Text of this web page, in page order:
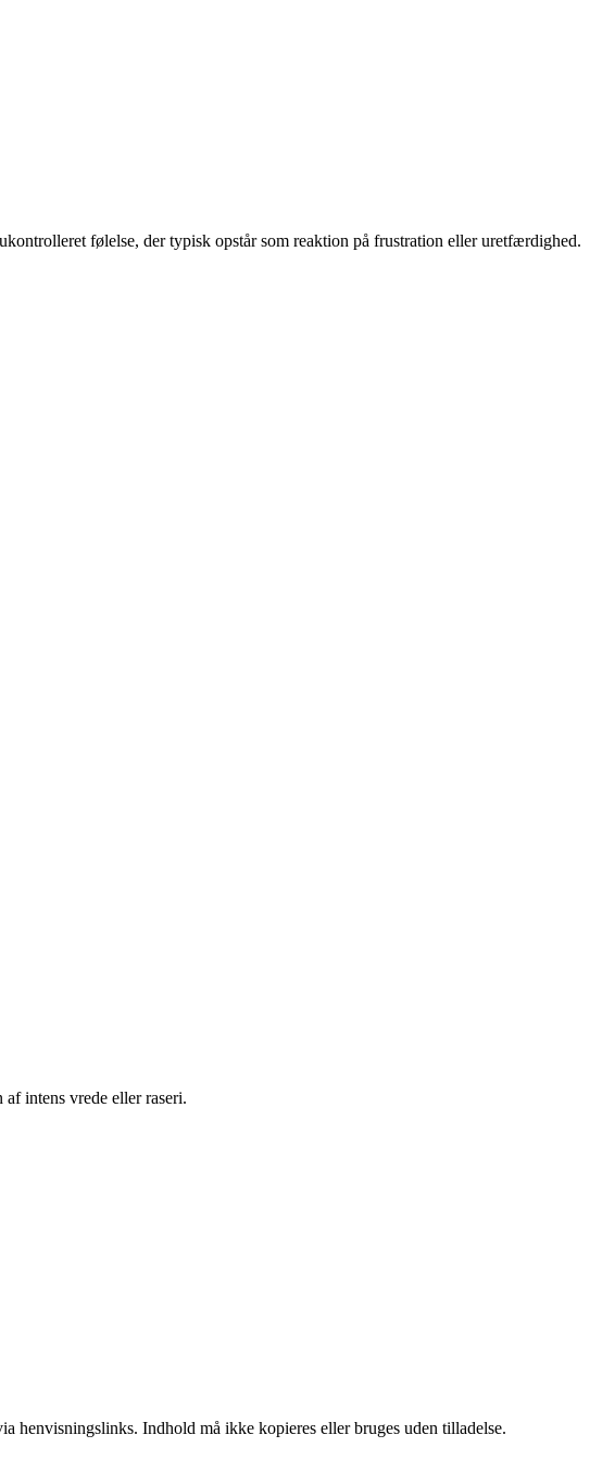
følelse, der typisk opstår som reaktion på frustration eller uretfærdighed.
intens vrede eller raseri.
henvisningslinks. Indhold må ikke kopieres eller bruges uden tilladelse.